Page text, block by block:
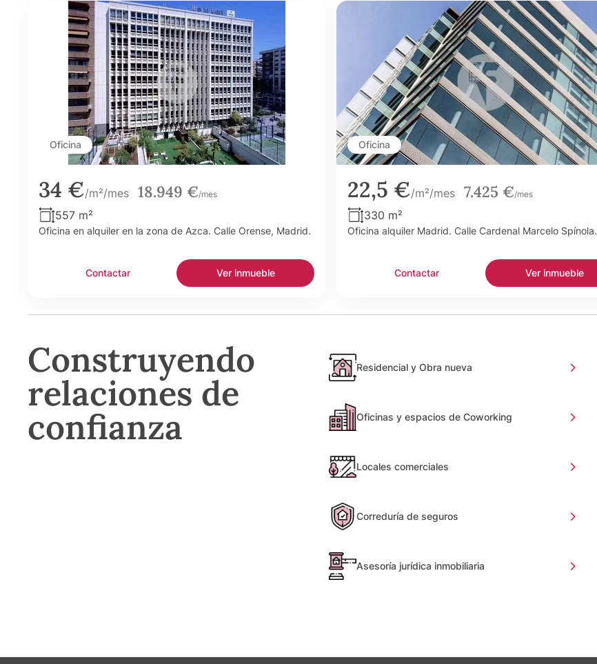
Oficina
34 €/m²/mes 18.949 €/mes
557 m²
Oficina en alquiler en la zona de Azca. Calle Orense, Madrid.
Contactar Ver inmueble
Oficina
22,5 €/m²/mes 7.425 €/mes
330 m²
Oficina alquiler Madrid. Calle Cardenal Marcelo Spínola.
Contactar Ver inmueble
Construyendo
relaciones de
confianza
Residencial y Obra nueva
Oficinas y espacios de Coworking
Locales comerciales
Correduría de seguros
Asesoría jurídica inmobiliaria